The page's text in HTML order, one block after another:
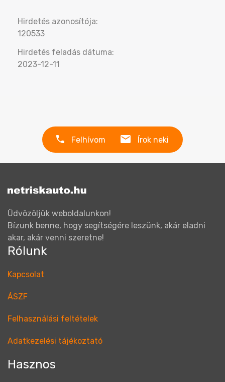
Hirdetés azonosítója:
120533
Hirdetés feladás dátuma:
2023-12-11
Felhívom Írok neki
Üdvözöljük weboldalunkon!
Bízunk benne, hogy segítségére leszünk, akár eladni
akar, akár venni szeretne!
Rólunk
Kapcsolat
ÁSZF
Felhasználási feltételek
Adatkezelési tájékoztató
Hasznos